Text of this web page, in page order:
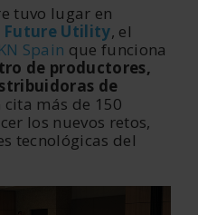
tuvo lugar en
Future Utility, el
Spain que funciona
de productores,
de
cita más de 150
los nuevos retos,
tecnológicas del